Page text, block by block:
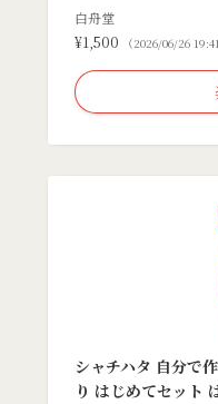
白舟堂
¥1,500
（2026/06/26
シャチハタ 自分で
り はじめてセット